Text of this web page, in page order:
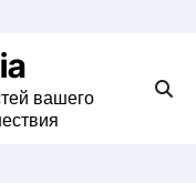
вашего